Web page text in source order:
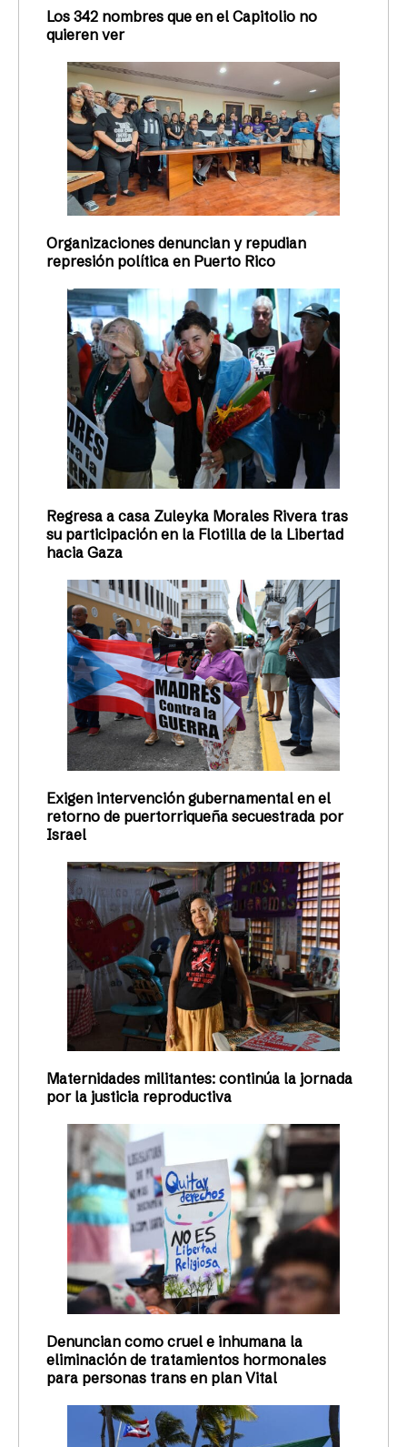
Los 342 nombres que en el Capitolio no
quieren ver
Organizaciones denuncian y repudian
represión política en Puerto Rico
Regresa a casa Zuleyka Morales Rivera tras
su participación en la Flotilla de la Libertad
hacia Gaza
Exigen intervención gubernamental en el
retorno de puertorriqueña secuestrada por
Israel
Maternidades militantes: continúa la jornada
por la justicia reproductiva
Denuncian como cruel e inhumana la
eliminación de tratamientos hormonales
para personas trans en plan Vital